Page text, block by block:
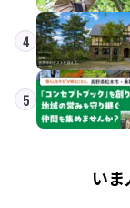
4
5
い